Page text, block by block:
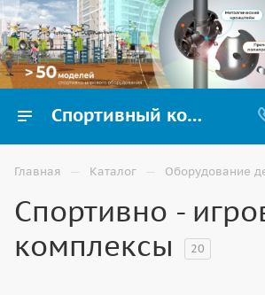
Спортивный комплекс для детской игровой площадки на улицу купить в Элисте
Главная — Каталог — Оборудование
Спортивно -
комплексы
20